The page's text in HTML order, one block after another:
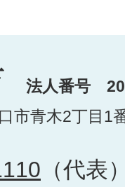
法人番号
市青木2丁目1
（代表